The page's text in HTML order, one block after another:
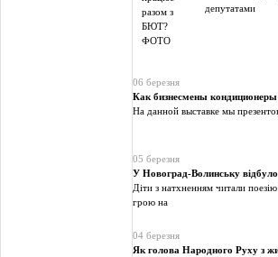
депутатами
06 березня
Как бизнесмены
На данной выставке мы
05 березня
У Новоград-Волинську
Діти з натхненням читали
грою на
04 березня
Як голова Народного Руху з